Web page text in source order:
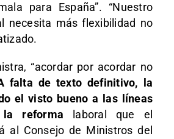
para España”. “Nuestro
necesita más flexibilidad no
“acordar por acordar no
falta de texto definitivo, la
el visto bueno a las líneas
reforma laboral que el
al Consejo de Ministros del